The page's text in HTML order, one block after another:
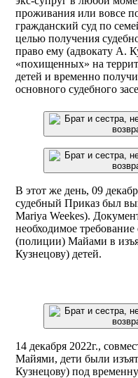
проживания или вовсе
гражданский суд по
целью получения
право ему (адвокату А.
«похищенных» на
детей и временно
основного судебного
В этот же день, 09
судебный Приказ был
Mariya Weekes).
необходимое
(полиции) Майами в
Кузнецову) детей.
14 декабря 2022г.,
Майями, дети были
Кузнецову) под